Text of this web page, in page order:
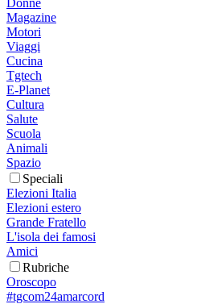
Magazine
Motori
Viaggi
Cucina
Tgtech
E-Planet
Cultura
Salute
Scuola
Animali
Spazio
Speciali
Elezioni Italia
Elezioni estero
Grande Fratello
L'isola dei famosi
Amici
Rubriche
Oroscopo
#tgcom24amarcord